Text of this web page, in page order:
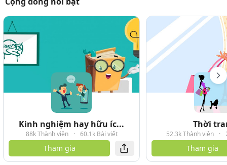
Kinh nghiệm hay hữu íc...
88k Thành viên · 60.1k Bài viết
Tham gia
Thời
52.3k Thành viên ·
Tham gia